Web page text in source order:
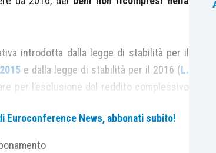
introdotta dalla legge di stabilità per il
e dalla legge di stabilità per il 2016 (L.
per l’esclusione dal reddito complessivo
modelli, nonché da processi, formule e
industriale, commerciale o scientifico
Euroconference News, abbonati subito!